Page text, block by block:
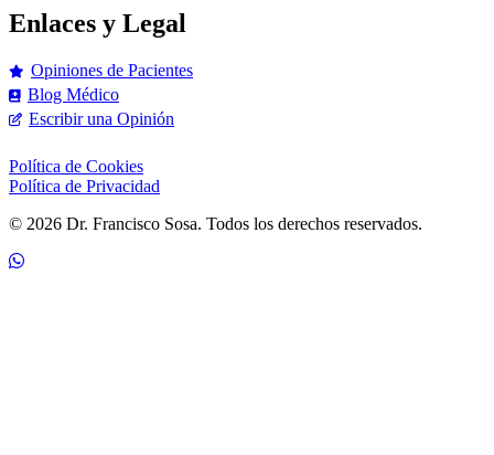
Enlaces y Legal
Opiniones de Pacientes
Blog Médico
Escribir una Opinión
Política de Cookies
Política de Privacidad
© 2026 Dr. Francisco Sosa. Todos los derechos reservados.